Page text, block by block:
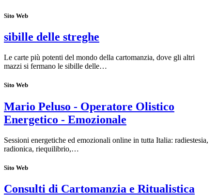
Sito Web
sibille delle streghe
Le carte più potenti del mondo della cartomanzia, dove gli altri
mazzi si fermano le sibille delle…
Sito Web
Mario Peluso - Operatore Olistico
Energetico - Emozionale
Sessioni energetiche ed emozionali online in tutta Italia: radiestesia,
radionica, riequilibrio,…
Sito Web
Consulti di Cartomanzia e Ritualistica